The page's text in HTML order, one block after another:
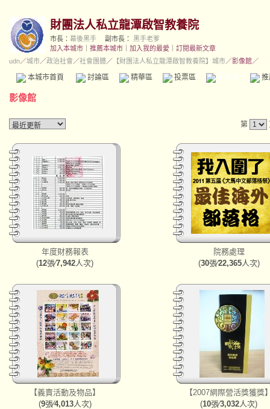
財團法人私立龍潭啟智教養院
市長： 幕後黑手 副市長： 黑手老爹
加入本城市
推薦本城市 加入我的最愛
訂閱最新文章
udn／城市／政治社會 ／社會團體／ 【財團法人私立龍潭啟智教養院】城市／影像館／
本城市首頁 討論區 精華區 投票區 影像館
影像館
第
年度財務報表
(12張∕7,942人次)
院務處理
(30張∕22,365人次)
【義賣活動及物品】
(9張∕4,013人次)
【2007網際營活獎獲獎
(10張∕3,032人次)